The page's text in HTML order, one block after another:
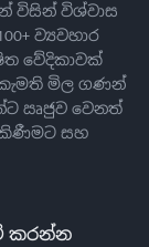
විසින් විශ්වාස
ව්‍යවහාර
වේදිකාවක්
මිල ගණන්
ඍජුව වෙනත්
සහ
කරන්න